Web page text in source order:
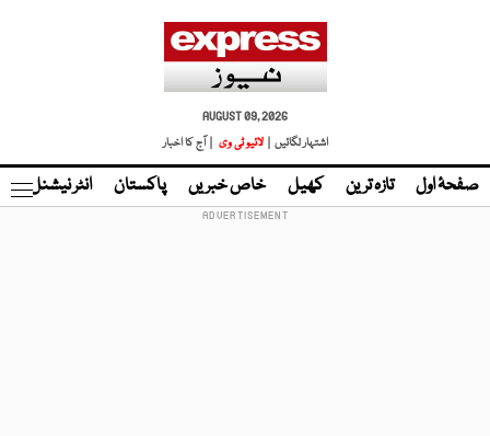
AUGUST 09, 2026
اشتہار لگائیں |
لائیو ٹی وی | آج کا اخبار
صفحۂ اول تازہ ترین کھیل خاص خبریں پاکستان انٹر نیشنل